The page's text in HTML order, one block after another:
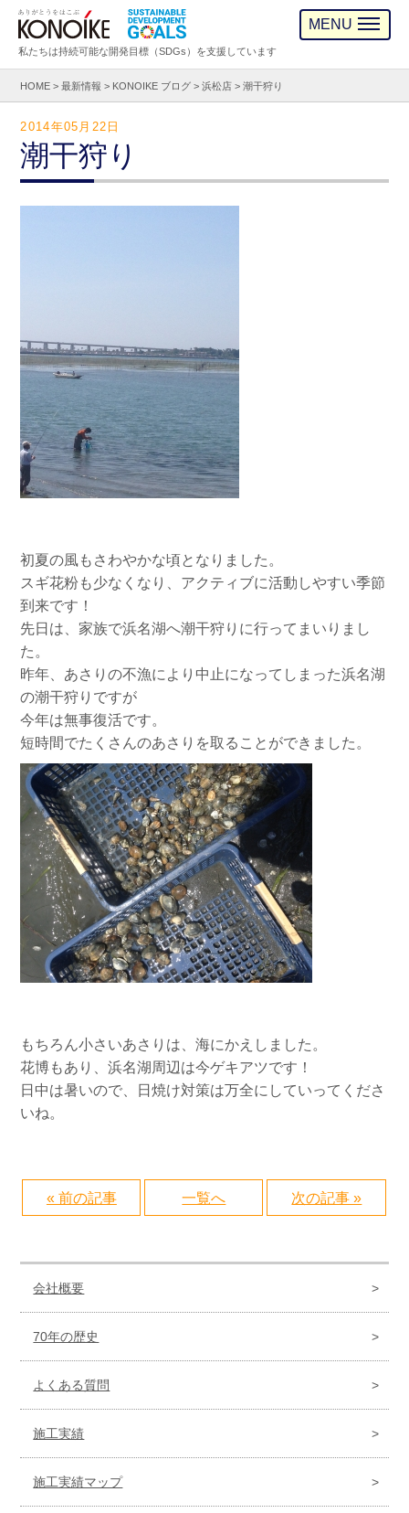
私たちは持続可能な開発目標（SDGs）を支援しています
MENU
HOME >最新情報 > KONOIKE ブログ >浜松店 >潮干狩り
2014年05月22日
潮干狩り
初夏の風もさわやかな頃となりました。
スギ花粉も少なくなり、アクティブに活動しやすい季節
到来です！
先日は、家族で浜名湖へ潮干狩りに行ってまいりまし
た。
昨年、あさりの不漁により中止になってしまった浜名湖
の潮干狩りですが
今年は無事復活です。
短時間でたくさんのあさりを取ることができました。
もちろん小さいあさりは、海にかえしました。
花博もあり、浜名湖周辺は今ゲキアツです！
日中は暑いので、日焼け対策は万全にしていってくださ
いね。
« 前の記事 一覧へ 次の記事 »
会社概要
70年の歴史
よくある質問
施工実績
施工実績マップ